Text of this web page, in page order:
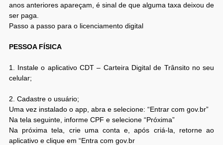
anos anteriores apareçam, é sinal de que alguma taxa deixou de
ser paga.
Passo a passo para o licenciamento digital
PESSOA FÍSICA
1. Instale o aplicativo CDT – Carteira Digital de Trânsito no seu
celular;
2. Cadastre o usuário;
Uma vez instalado o app, abra e selecione: “Entrar com gov.br”
Na tela seguinte, informe CPF e selecione “Próxima”
Na próxima tela, crie uma conta e, após criá-la, retorne ao
aplicativo e clique em “Entra com gov.br